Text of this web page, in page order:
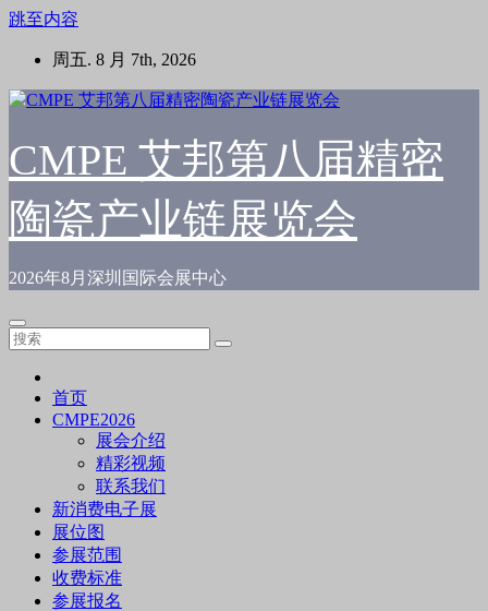
跳至内容
周五. 8 月 7th, 2026
CMPE 艾邦第八届精密
陶瓷产业链展览会
2026年8月深圳国际会展中心
首页
CMPE2026
展会介绍
精彩视频
联系我们
新消费电子展
展位图
参展范围
收费标准
参展报名